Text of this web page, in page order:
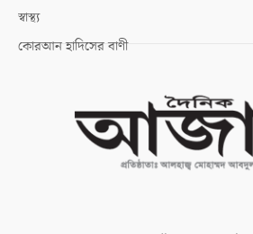
স্বাস্থ্য
কোরআন হাদিসের বাণী